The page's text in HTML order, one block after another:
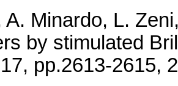
A. Minardo, L.
by stimulated
pp.2613-2615,